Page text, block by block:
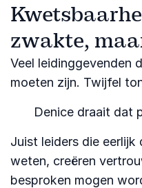
zwakte,
Veel leidinggevenden
moeten zijn. Twijfel
Denice draait dat
Juist leiders die
weten, creëren
besproken mogen